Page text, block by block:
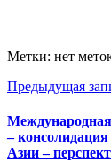
Метки: нет
Предыдущая
–
Азии –